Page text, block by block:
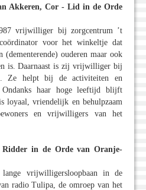
Akkeren, Cor - Lid in de Orde
vrijwilliger bij zorgcentrum ’t
voor het winkeltje dat
ouderen maar ook
is. Daarnaast is zij vrijwilliger bij
Ze helpt bij de activiteiten en
haar hoge leeftijd blijft
loyaal, vriendelijk en behulpzaam
en vrijwilligers van het
in de Orde van Oranje-
vrijwilligersloopbaan in de
radio Tulipa, de omroep van het